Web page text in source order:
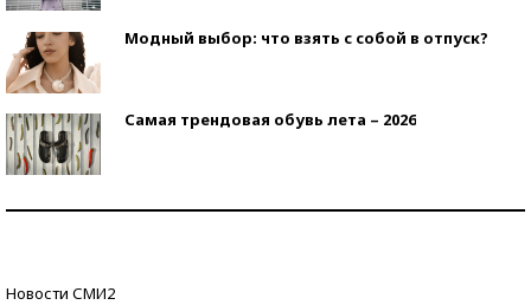
Модный выбор: что взять с собой в отпуск?
Самая трендовая обувь лета – 2026
Новости СМИ2